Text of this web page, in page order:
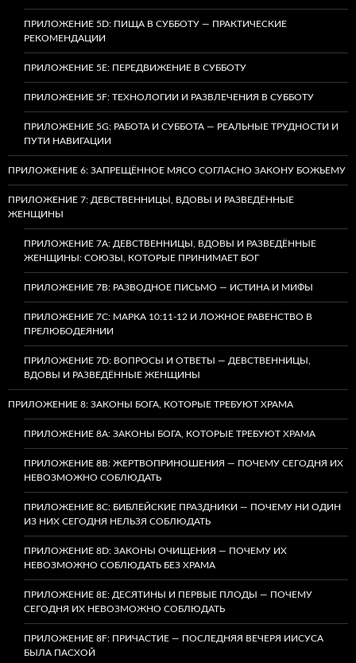
ПРИЛОЖЕНИЕ 5D: ПИЩА В СУББОТУ — ПРАКТИЧЕСКИЕ
РЕКОМЕНДАЦИИ
ПРИЛОЖЕНИЕ 5E: ПЕРЕДВИЖЕНИЕ В СУББОТУ
ПРИЛОЖЕНИЕ 5F: ТЕХНОЛОГИИ И РАЗВЛЕЧЕНИЯ В СУББОТУ
ПРИЛОЖЕНИЕ 5G: РАБОТА И СУББОТА — РЕАЛЬНЫЕ ТРУДНОСТИ И
ПУТИ НАВИГАЦИИ
ПРИЛОЖЕНИЕ 6: ЗАПРЕЩЁННОЕ МЯСО СОГЛАСНО ЗАКОНУ БОЖЬЕМУ
ПРИЛОЖЕНИЕ 7: ДЕВСТВЕННИЦЫ, ВДОВЫ И РАЗВЕДЁННЫЕ
ЖЕНЩИНЫ
ПРИЛОЖЕНИЕ 7А: ДЕВСТВЕННИЦЫ, ВДОВЫ И РАЗВЕДЁННЫЕ
ЖЕНЩИНЫ: СОЮЗЫ, КОТОРЫЕ ПРИНИМАЕТ БОГ
ПРИЛОЖЕНИЕ 7B: РАЗВОДНОЕ ПИСЬМО — ИСТИНА И МИФЫ
ПРИЛОЖЕНИЕ 7C: МАРКА 10:11-12 И ЛОЖНОЕ РАВЕНСТВО В
ПРЕЛЮБОДЕЯНИИ
ПРИЛОЖЕНИЕ 7D: ВОПРОСЫ И ОТВЕТЫ — ДЕВСТВЕННИЦЫ,
ВДОВЫ И РАЗВЕДЁННЫЕ ЖЕНЩИНЫ
ПРИЛОЖЕНИЕ 8: ЗАКОНЫ БОГА, КОТОРЫЕ ТРЕБУЮТ ХРАМА
ПРИЛОЖЕНИЕ 8A: ЗАКОНЫ БОГА, КОТОРЫЕ ТРЕБУЮТ ХРАМА
ПРИЛОЖЕНИЕ 8B: ЖЕРТВОПРИНОШЕНИЯ — ПОЧЕМУ СЕГОДНЯ ИХ
НЕВОЗМОЖНО СОБЛЮДАТЬ
ПРИЛОЖЕНИЕ 8C: БИБЛЕЙСКИЕ ПРАЗДНИКИ — ПОЧЕМУ НИ ОДИН
ИЗ НИХ СЕГОДНЯ НЕЛЬЗЯ СОБЛЮДАТЬ
ПРИЛОЖЕНИЕ 8D: ЗАКОНЫ ОЧИЩЕНИЯ — ПОЧЕМУ ИХ
НЕВОЗМОЖНО СОБЛЮДАТЬ БЕЗ ХРАМА
ПРИЛОЖЕНИЕ 8E: ДЕСЯТИНЫ И ПЕРВЫЕ ПЛОДЫ — ПОЧЕМУ
СЕГОДНЯ ИХ НЕВОЗМОЖНО СОБЛЮДАТЬ
ПРИЛОЖЕНИЕ 8F: ПРИЧАСТИЕ — ПОСЛЕДНЯЯ ВЕЧЕРЯ ИИСУСА
БЫЛА ПАСХОЙ